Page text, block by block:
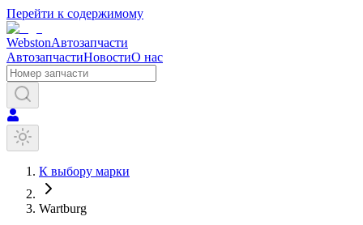
Перейти к содержимому
WebstonАвтозапчасти
АвтозапчастиНовостиО нас
К выбору марки
Wartburg